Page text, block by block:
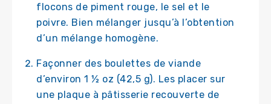
flocons de piment rouge, le sel et le
poivre. Bien mélanger jusqu’à l’obtention
d’un mélange homogène.
Façonner des boulettes de viande
d’environ 1 ½ oz (42,5 g). Les placer sur
une plaque à pâtisserie recouverte de